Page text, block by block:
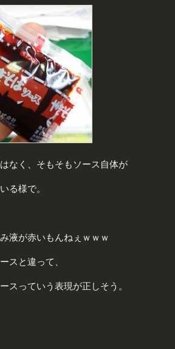
なく、そもそもソース自体が
る様で。
液が赤いもんねぇｗｗｗ
スと違って、
スっていう表現が正しそう。